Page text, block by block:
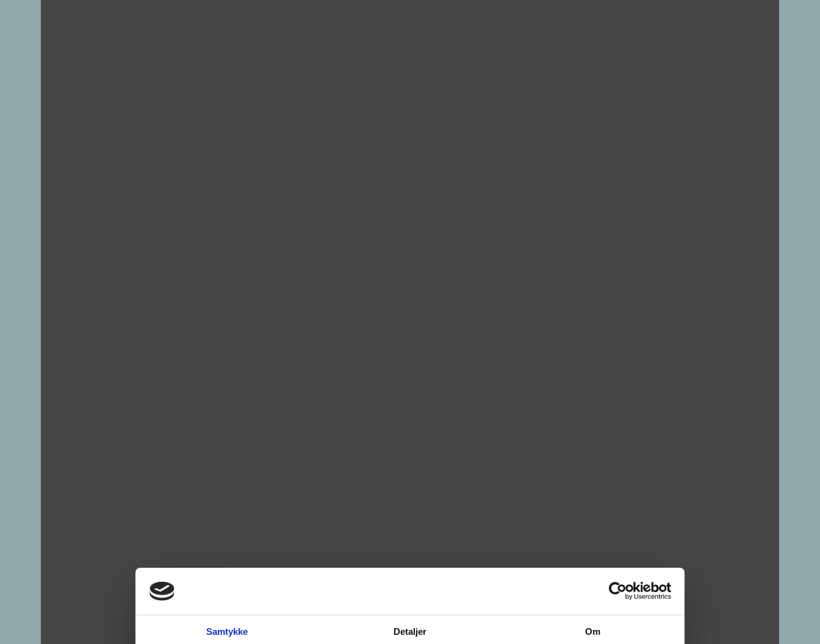
Samtykke Detaljer Om